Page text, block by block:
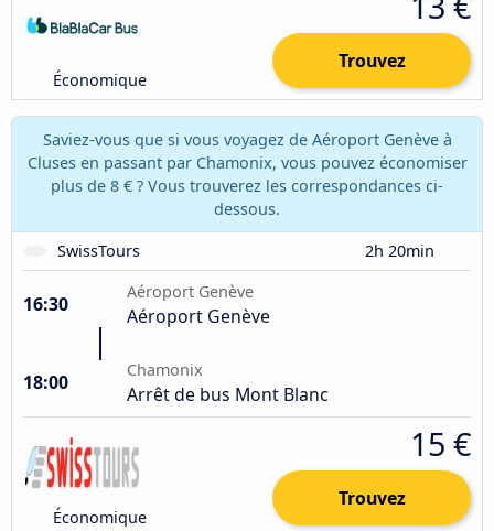
Économique
Trouvez
Saviez-vous que si vous voyagez de Aéroport Genève à
Cluses en passant par Chamonix, vous pouvez économiser
plus de 8 € ? Vous trouverez les correspondances ci-
dessous.
SwissTours
2h 20min
16:30
Aéroport Genève
Aéroport Genève
18:00
Chamonix
Arrêt de bus Mont Blanc
Économique
15 €
Trouvez